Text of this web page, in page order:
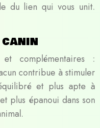
du lien qui vous unit.
et complémentaires :
contribue à stimuler
et plus apte à
plus épanoui dans son